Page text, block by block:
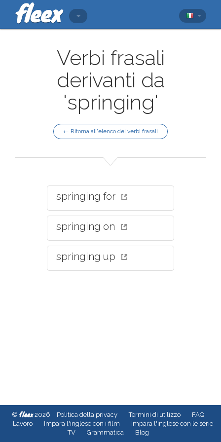
Verbi frasali
derivanti da
'springing'
← Ritorna all'elenco dei verbi frasali
springing for
springing on
springing up
© fleex2026 Politica della privacy Termini di utilizzo
FAQ
Lavoro
Impara l'inglese con i film
Impara l'inglese con le serie
TV
Grammatica Blog